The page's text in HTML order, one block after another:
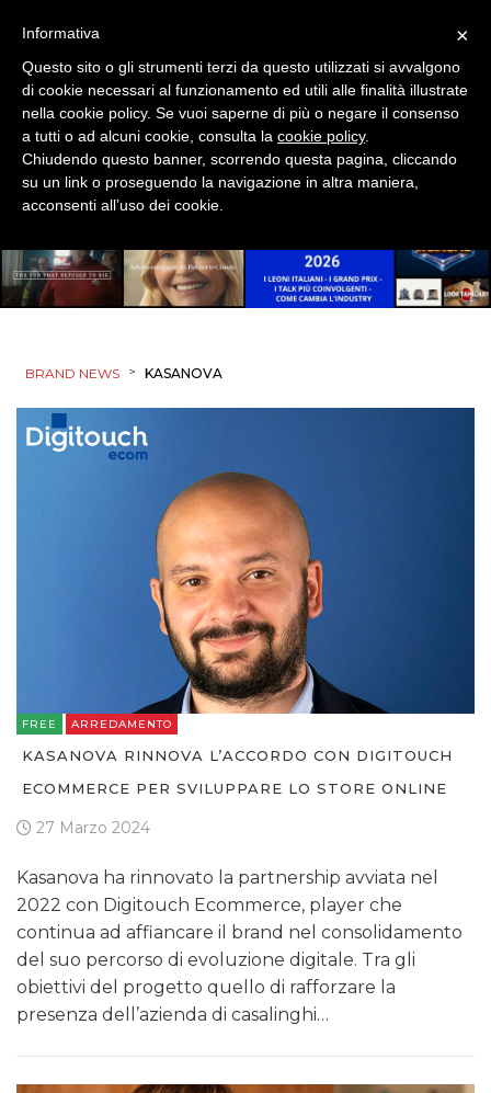
BRAND NEWS > KASANOVA
FREE ARREDAMENTO
KASANOVA RINNOVA L’ACCORDO CON DIGITOUCH
ECOMMERCE PER SVILUPPARE LO STORE ONLINE
27 Marzo 2024
Kasanova ha rinnovato la partnership avviata nel
2022 con Digitouch Ecommerce, player che
continua ad affiancare il brand nel consolidamento
del suo percorso di evoluzione digitale. Tra gli
obiettivi del progetto quello di rafforzare la
presenza dell’azienda di casalinghi…
×
Informativa
Questo sito o gli strumenti terzi da questo utilizzati si avvalgono
di cookie necessari al funzionamento ed utili alle finalità illustrate
nella cookie policy. Se vuoi saperne di più o negare il consenso
a tutti o ad alcuni cookie, consulta la cookie policy.
Chiudendo questo banner, scorrendo questa pagina, cliccando
su un link o proseguendo la navigazione in altra maniera,
acconsenti all’uso dei cookie.